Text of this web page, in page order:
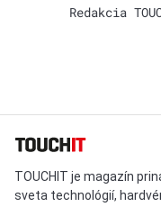
Redakcia
TOUCHIT je magazín
sveta technológií,